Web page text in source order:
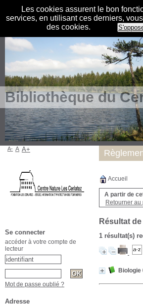
Les cookies assurent le bon
services, en utilisant ces derniers,
des cookies.
Bibliothèque du
Accueil
A partir de
Retourner
Résultat
1 résultat(s)
Biologie
A- A A+
Se connecter
accéder à votre compte de
lecteur
Mot de passe oublié ?
Adresse